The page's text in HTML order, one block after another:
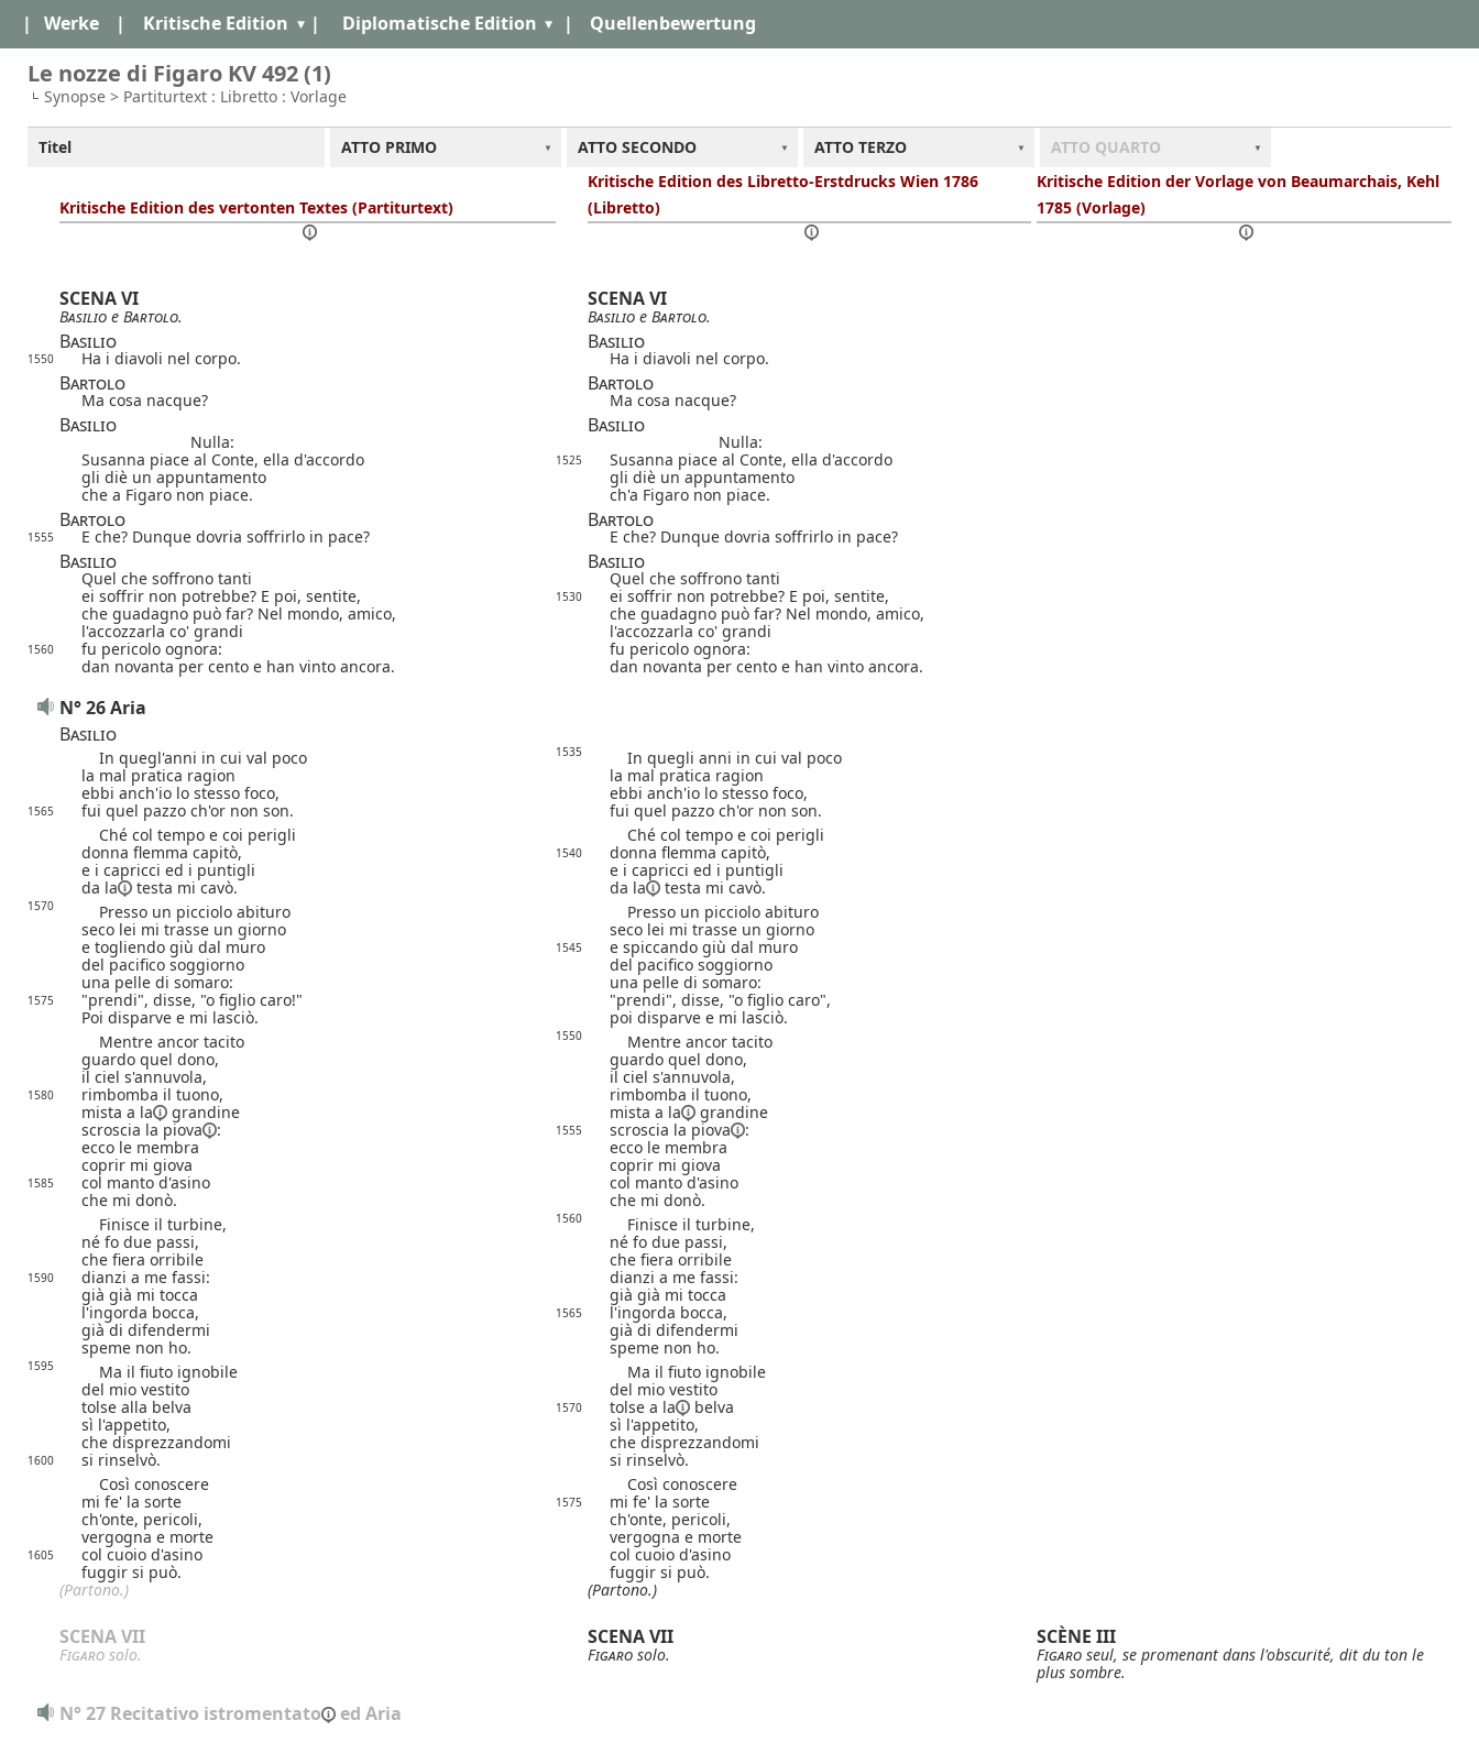
| Werke | Kritische Edition | Diplomatische Edition | Quellenbewertung
Le nozze di Figaro KV 492 (1)
Synopse > Partiturtext : Libretto : Vorlage
Titel ATTO PRIMO ATTO SECONDO ATTO TERZO ATTO QUARTO
Kritische Edition des vertonten Textes (Partiturtext)
Kritische Edition des Libretto-Erstdrucks Wien 1786
(Libretto)
Kritische Edition der Vorlage von Beaumarchais, Kehl
1785 (Vorlage)
SCENA VI SCENA VI
Basilio e Bartolo. Basilio e Bartolo.
Basilio Basilio
1550 Ha i diavoli nel corpo. Ha i diavoli nel corpo.
Bartolo Bartolo
Ma cosa nacque? Ma cosa nacque?
Basilio Basilio
Nulla:
Nulla:
Susanna piace al Conte, ella d'accordo
1525
Susanna piace al Conte, ella d'accordo
gli diè un appuntamento
gli diè un appuntamento
che a Figaro non piace.
ch'a Figaro non piace.
Bartolo Bartolo
1555 E che? Dunque dovria soffrirlo in pace? E che? Dunque dovria soffrirlo in pace?
Basilio Basilio
Quel che soffrono tanti
Quel che soffrono tanti
ei soffrir non potrebbe? E poi, sentite,
1530
ei soffrir non potrebbe? E poi, sentite,
che guadagno può far? Nel mondo, amico,
che guadagno può far? Nel mondo, amico,
l'accozzarla co' grandi
l'accozzarla co' grandi
1560 fu pericolo ognora:
fu pericolo ognora:
dan novanta per cento e han vinto ancora.
dan novanta per cento e han vinto ancora.
N° 26 Aria
Basilio
In quegl'anni in cui val poco 1535
In quegli anni in cui val poco
la mal pratica ragion
la mal pratica ragion
ebbi anch'io lo stesso foco,
ebbi anch'io lo stesso foco,
1565 fui quel pazzo ch'or non son.
fui quel pazzo ch'or non son.
Ché col tempo e coi perigli
Ché col tempo e coi perigli
donna flemma capitò,
1540
donna flemma capitò,
e i capricci ed i puntigli
e i capricci ed i puntigli
da la
testa mi cavò. da la testa mi cavò.
1570 Presso un picciolo abituro
Presso un picciolo abituro
seco lei mi trasse un giorno
seco lei mi trasse un giorno
e togliendo giù dal muro
1545
e spiccando giù dal muro
del pacifico soggiorno
del pacifico soggiorno
una pelle di somaro:
una pelle di somaro:
1575 "prendi", disse, "o figlio caro!"
"prendi", disse, "o figlio caro",
Poi disparve e mi lasciò.
poi disparve e mi lasciò.
Mentre ancor tacito
1550
Mentre ancor tacito
guardo quel dono,
guardo quel dono,
il ciel s'annuvola,
il ciel s'annuvola,
1580 rimbomba il tuono,
rimbomba il tuono,
mista a la grandine mista a la
grandine
scroscia la piova : 1555 scroscia la piova
:
ecco le membra
ecco le membra
coprir mi giova
coprir mi giova
1585 col manto d'asino
col manto d'asino
che mi donò.
che mi donò.
Finisce il turbine,
1560
Finisce il turbine,
né fo due passi,
né fo due passi,
che fiera orribile
che fiera orribile
1590 dianzi a me fassi:
dianzi a me fassi:
già già mi tocca
già già mi tocca
l'ingorda bocca,
1565
l'ingorda bocca,
già di difendermi
già di difendermi
speme non ho.
speme non ho.
1595 Ma il fiuto ignobile
Ma il fiuto ignobile
del mio vestito
del mio vestito
tolse alla belva
1570 tolse a la
belva
sì l'appetito,
sì l'appetito,
che disprezzandomi
che disprezzandomi
1600 si rinselvò.
si rinselvò.
Così conoscere
Così conoscere
mi fe' la sorte
1575
mi fe' la sorte
ch'onte, pericoli,
ch'onte, pericoli,
vergogna e morte
vergogna e morte
1605 col cuoio d'asino
col cuoio d'asino
fuggir si può.
fuggir si può.
(Partono.)
(Partono.)
SCENA VII SCENA VII SCÈNE III
Figaro solo. Figaro solo. Figaro seul, se promenant dans l'obscurité, dit du ton le
plus sombre.
N° 27 Recitativo istromentato
ed Aria